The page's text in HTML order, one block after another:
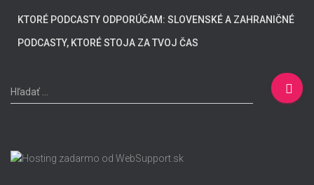
KTORÉ PODCASTY ODPORÚČAM: SLOVENSKÉ A ZAHRANIČNÉ
PODCASTY, KTORÉ STOJA ZA TVOJ ČAS
H
ľ
a
ť
Hľadať …